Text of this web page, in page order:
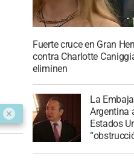
Fuerte cruce en Gran
contra Charlotte
eliminen
La
Argentina
Estados